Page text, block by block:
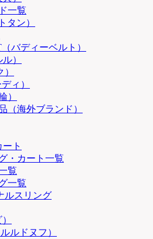
一覧
タン）
バディーベルト）
）
ィ）
）
（海外ブランド）
ト
・カート一覧
覧
一覧
ルスリング
ルドヌフ）